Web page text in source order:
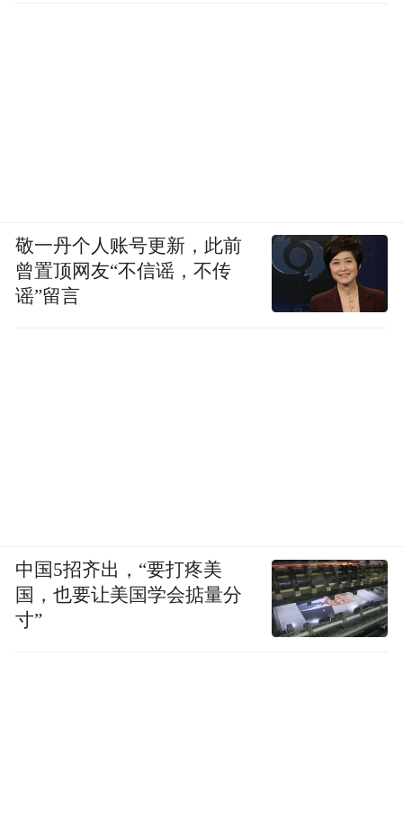
敬一丹个人账号更新，此前
曾置顶网友“不信谣，不传
谣”留言
中国5招齐出，“要打疼美
国，也要让美国学会掂量分
寸”